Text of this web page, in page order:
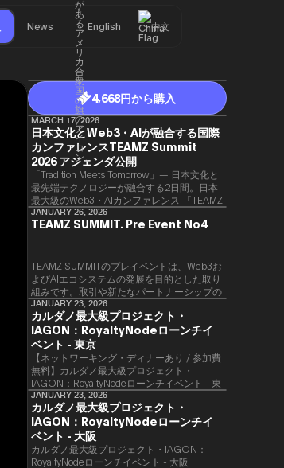
News English 中文
4,668円から購入
MARCH 17, 2026
日本文化とWeb3・AIが融合する国際
カンファレンスTEAMZ Summit
2026 アジェンダ公開
「Tradition Meets Tomorrow」— 日本文化と
最先端テクノロジーが融合する2日間。日本
最大級のWeb3・AIカンファレンス 「TEAMZ
Summit 2026」 が、2026年4月7日・8日に
東京・八芳園にて開催されます。今年のテー
る、特別な2日間となります。このたび、公
式アジェンダが公開されました。（※登壇者
のスケジュール等の都合により、開催までに
内容が変更となる可能性があります。）
JANUARY 26, 2026
TEAMZ SUMMIT. Pre Event No4
TEAMZ SUMMITのプレイベントは、Web3お
よびAIエコシステムの発展を目的とした取り
組みです。​取引や新たなパートナーシップの
90％以上が対面で生まれることから、
TEAMZでは本イベント前に定員制の交流会
を開催し、リラックスした雰囲気の中で質の
高いネットワーキングを促進しています。
JANUARY 23, 2026
カルダノ最大級プロジェクト・
IAGON：RoyaltyNodeローンチイ
ベント - 東京
【ネットワーキング・ディナーあり / 参加費
無料】カルダノ最大級プロジェクト・
IAGON：RoyaltyNodeローンチイベント - 東
京
JANUARY 23, 2026
カルダノ最大級プロジェクト・
IAGON：RoyaltyNodeローンチイ
ベント - 大阪
​カルダノ最大級プロジェクト・IAGON：
RoyaltyNodeローンチイベント - 大阪